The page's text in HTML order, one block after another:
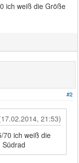
ich weiß die Größe
#2
21:53)
70 ich weiß die